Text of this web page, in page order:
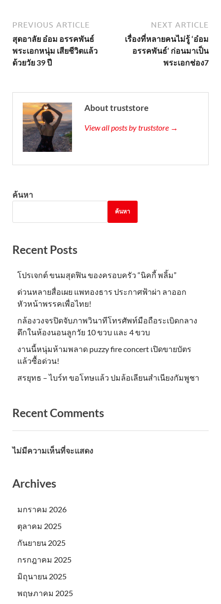
PREVIOUS ARTICLE
สุดอาลัย อ๋อม อรรคพันธ์
พระเอกหนุ่ม เสียชีวิตแล้ว
ด้วยวัย 39 ปี
NEXT ARTICLE
เรื่องที่หลายคนไม่รู้ ‘อ๋อม
อรรคพันธ์’ ก่อนมาเป็น
พระเอกช่อง7
About truststore
View all posts by truststore →
ค้นหา
ค้นหา
Recent Posts
โปรเจกต์ ขนมสุดฟิน ของครอบครัว “นิคกี้ พลิ้ม”
ด่วนหลายสื่อเผย แพทองธาร ประกาศฟ้าผ่า ลาออก
หัวหน้าพรรคเพื่อไทย!
กล้องวงจรปิดจับภาพวินาทีโทรศัพท์มือถือระเบิดกลาง
ดึกในห้องนอนลูกวัย 10 ขวบ และ 4 ขวบ
งานนี้หนุ่มห้ามพลาด puzzy fire concert เปิดขายบัตร
แล้วซื้อด่วน!
สรยุทธ – ไบร์ท ขอโทษแล้ว ปมล้อเลียนสำเนียงกัมพูชา
Recent Comments
ไม่มีความเห็นที่จะแสดง
Archives
มกราคม 2026
ตุลาคม 2025
กันยายน 2025
กรกฎาคม 2025
มิถุนายน 2025
พฤษภาคม 2025